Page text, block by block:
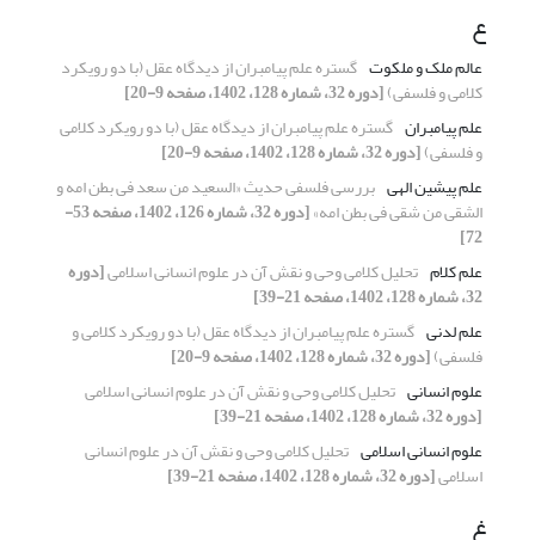
ع
عالم ملک و ملکوت گستره علم پیامبران از دیدگاه عقل (با دو رویکرد
کلامی و فلسفی)[دوره 32، شماره 128، 1402، صفحه 9-20]
علم پیامبران گستره علم پیامبران از دیدگاه عقل (با دو رویکرد کلامی
و فلسفی)[دوره 32، شماره 128، 1402، صفحه 9-20]
علم پیشین الهی بررسی فلسفی حدیث «السعید من سعد فی بطن امه و
الشقی من شقی فی بطن امه» [دوره 32، شماره 126، 1402، صفحه 53-
72]
علم کلام تحلیل کلامی وحی و نقش آن در علوم انسانی اسلامی[دوره
32، شماره 128، 1402، صفحه 21-39]
علم لدنی گستره علم پیامبران از دیدگاه عقل (با دو رویکرد کلامی و
فلسفی)[دوره 32، شماره 128، 1402، صفحه 9-20]
علوم انسانی تحلیل کلامی وحی و نقش آن در علوم انسانی اسلامی
[دوره 32، شماره 128، 1402، صفحه 21-39]
علوم انسانی اسلامی تحلیل کلامی وحی و نقش آن در علوم انسانی
اسلامی[دوره 32، شماره 128، 1402، صفحه 21-39]
غ